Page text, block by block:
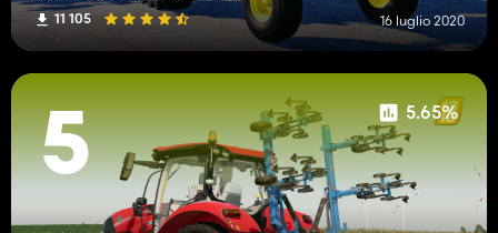
11 105 16 luglio 2020
5 5.65%